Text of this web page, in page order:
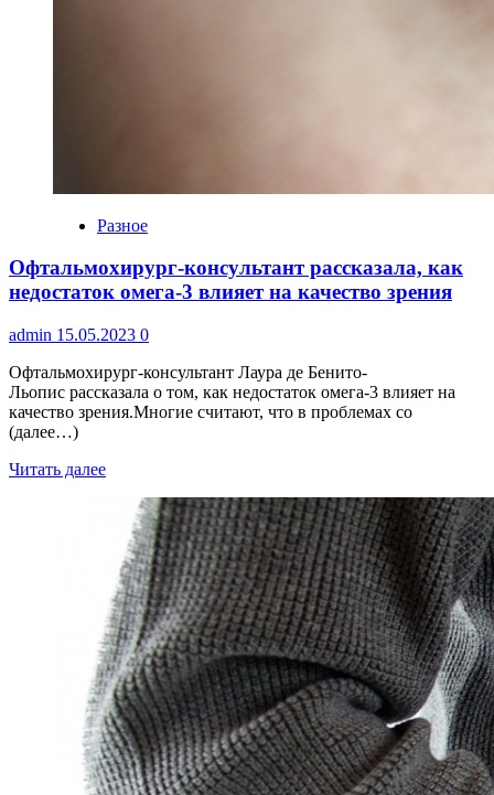
Разное
Офтальмохирург-консультант рассказала, как
недостаток омега-3 влияет на качество зрения
admin 15.05.2023 0
Офтальмохирург-консультант Лаура де Бенито-
Льопис рассказала о том, как недостаток омега-3 влияет на
качество зрения.Многие считают, что в проблемах со
(далее…)
Читать далее